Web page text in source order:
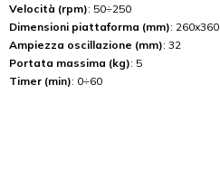
Velocità (rpm): 50÷250
Dimensioni piattaforma (mm): 260x360
Ampiezza oscillazione (mm): 32
Portata massima (kg): 5
Timer (min): 0÷60